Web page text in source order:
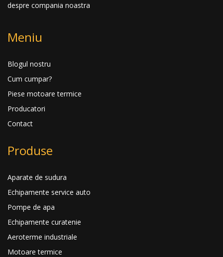
despre compania noastra
Meniu
Blogul nostru
Cum cumpar?
Piese motoare termice
Producatori
Contact
Produse
Aparate de sudura
Echipamente service auto
Pompe de apa
Echipamente curatenie
Aeroterme industriale
Motoare termice